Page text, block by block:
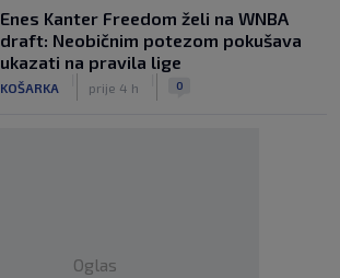
Enes Kanter Freedom želi na WNBA
draft: Neobičnim potezom pokušava
ukazati na pravila lige
KOŠARKA prije 4 h 0
Oglas